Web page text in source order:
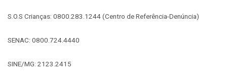
S.O.S Crianças: 0800.283.1244 (Centro de Referência-Denúncia)
SENAC: 0800.724.4440
SINE/MG: 2123.2415